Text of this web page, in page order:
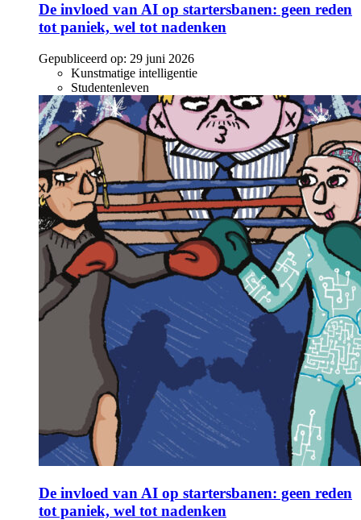
De invloed van AI op startersbanen: geen reden
tot paniek, wel tot nadenken
Gepubliceerd op: 29 juni 2026
Kunstmatige intelligentie
Studentenleven
De invloed van AI op startersbanen: geen reden
tot paniek, wel tot nadenken